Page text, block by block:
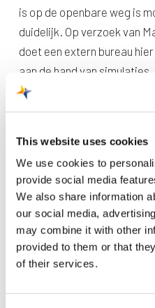
This website uses cookies
We use cookies to
provide social media
We also share information
our social media,
may combine it with other
provided to them or that
of their services.
is op de openbare weg is
duidelijk. Op verzoek van
doet een extern bureau
aan de hand van simulaties.
Eerste observaties ter
onderzoeken treft de
mogelijke effecten van
het plaatsen van
De resultaten van het
een maand.